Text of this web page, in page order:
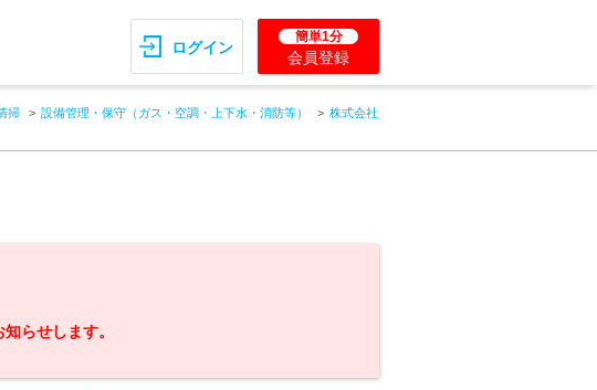
ログイン
簡単1分
会員登録
掃 設備管理・保守（ガス・空調・上下水・消防等）
株式会社
らせします。